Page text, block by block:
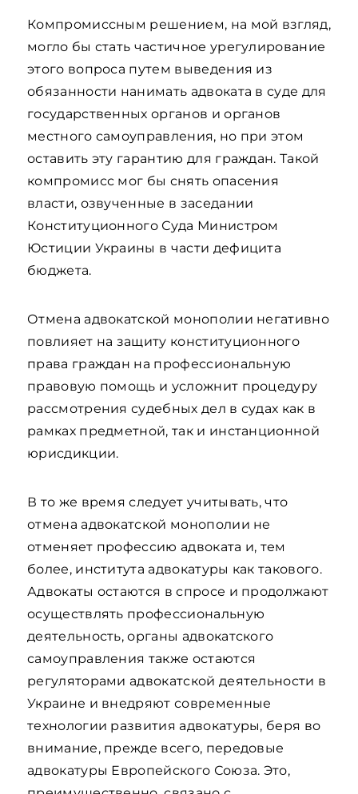
Компромиссным решением, на мой взгляд,
могло бы стать частичное урегулирование
этого вопроса путем выведения из
обязанности нанимать адвоката в суде для
государственных органов и органов
местного самоуправления, но при этом
оставить эту гарантию для граждан. Такой
компромисс мог бы снять опасения
власти, озвученные в заседании
Конституционного Суда Министром
Юстиции Украины в части дефицита
бюджета.
Отмена адвокатской монополии негативно
повлияет на защиту конституционного
права граждан на профессиональную
правовую помощь и усложнит процедуру
рассмотрения судебных дел в судах как в
рамках предметной, так и инстанционной
юрисдикции.
В то же время следует учитывать, что
отмена адвокатской монополии не
отменяет профессию адвоката и, тем
более, института адвокатуры как такового.
Адвокаты остаются в спросе и продолжают
осуществлять профессиональную
деятельность, органы адвокатского
самоуправления также остаются
регуляторами адвокатской деятельности в
Украине и внедряют современные
технологии развития адвокатуры, беря во
внимание, прежде всего, передовые
адвокатуры Европейского Союза. Это,